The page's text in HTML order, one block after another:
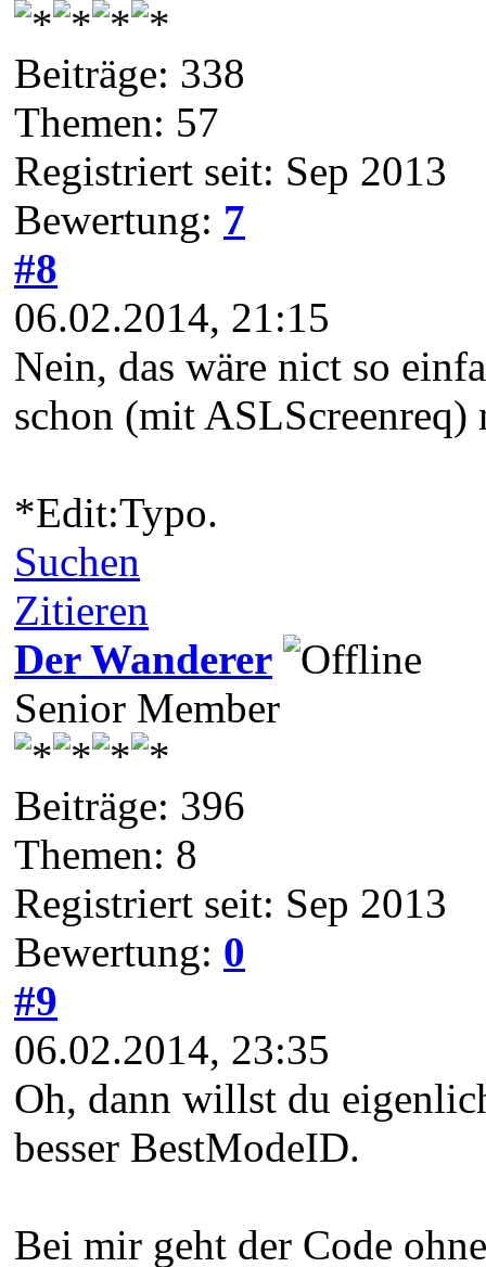
Beiträge: 338
Themen: 57
Registriert seit: Sep 2013
Bewertung: 7
#8
06.02.2014, 21:15
Nein, das wäre nict so
schon (mit ASLScreenreq)
*Edit:Typo.
Suchen
Zitieren
Der Wanderer
Senior Member
Beiträge: 396
Themen: 8
Registriert seit: Sep 2013
Bewertung: 0
#9
06.02.2014, 23:35
Oh, dann willst du
besser BestModeID.
Bei mir geht der Code